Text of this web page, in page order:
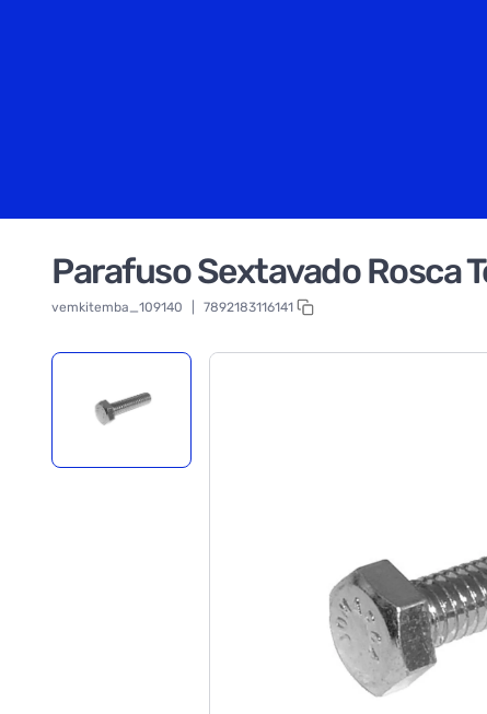
Parafuso Sextavado Rosca
vemkitemba_109140 7892183116141